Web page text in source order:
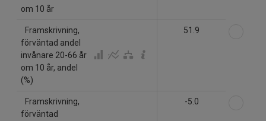
om 10 år
Framskrivning,
förväntad andel
invånare 20-66 år
om 10 år, andel
(%)
51.9
Framskrivning,
förväntad
-5.0